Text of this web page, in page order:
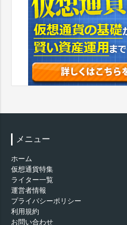
メニュー
ホーム
仮想通貨特集
ライター一覧
運営者情報
プライバシーポリシー
利用規約
お問い合わせ